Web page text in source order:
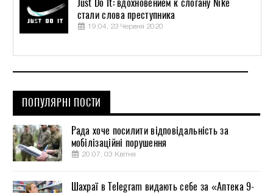
Just Do It: вдохновением к слогану Nike
стали слова преступника
19:04, 23 Червня 2020
ПОПУЛЯРНІ ПОСТИ
Рада хоче посилити відповідальність за
мобілізаційні порушення
20:07, 03 Квітня
Шахраї в Telegram видають себе за «Аптека 9-